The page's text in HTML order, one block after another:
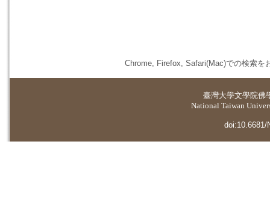
Chrome, Firefox, Safari(Mac)での検索を
臺灣大學文學院佛
National Taiwan
doi:10.6681/